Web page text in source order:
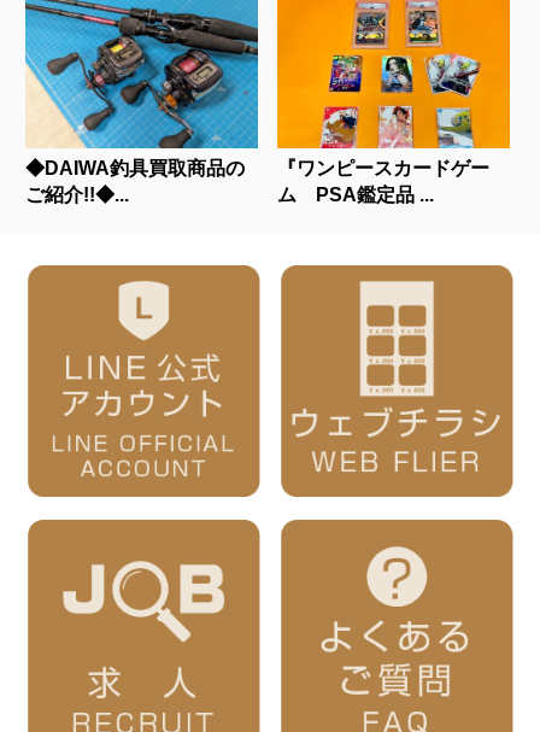
◆DAIWA釣具買取商品の
ご紹介!!◆...
『ワンピースカードゲー
ム PSA鑑定品 ...